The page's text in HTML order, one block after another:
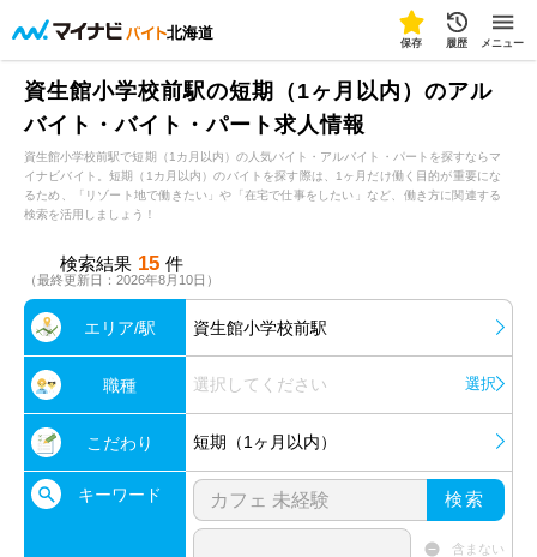
北海道
保存 履歴 メニュー
資生館小学校前駅の短期（1ヶ月以内）のアル
バイト・バイト・パート求人情報
資生館小学校前駅で短期（1カ月以内）の人気バイト・アルバイト・パートを探すならマ
イナビバイト。短期（1カ月以内）のバイトを探す際は、1ヶ月だけ働く目的が重要にな
るため、「リゾート地で働きたい」や「在宅で仕事をしたい」など、働き方に関連する
検索を活用しましょう！
検索結果 15 件
（最終更新日：2026年8月10日）
エリア/駅 資生館小学校前駅
職種 選択してください 選択
こだわり 短期（1ヶ月以内）
キーワード 検索
含まない